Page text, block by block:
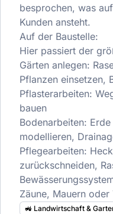
besprochen, was
Kunden ansteht.
Auf der Baustelle:
Hier passiert der
Gärten anlegen:
Pflanzen einsetzen,
Pflasterarbeiten:
bauen
Bodenarbeiten:
modellieren,
Pflegearbeiten:
zurückschneiden,
Zäune, Mauern oder
🚜 Landwirtschaft &